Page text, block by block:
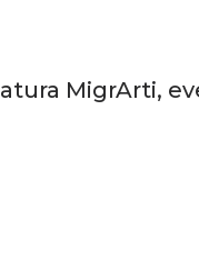
MigrArti,